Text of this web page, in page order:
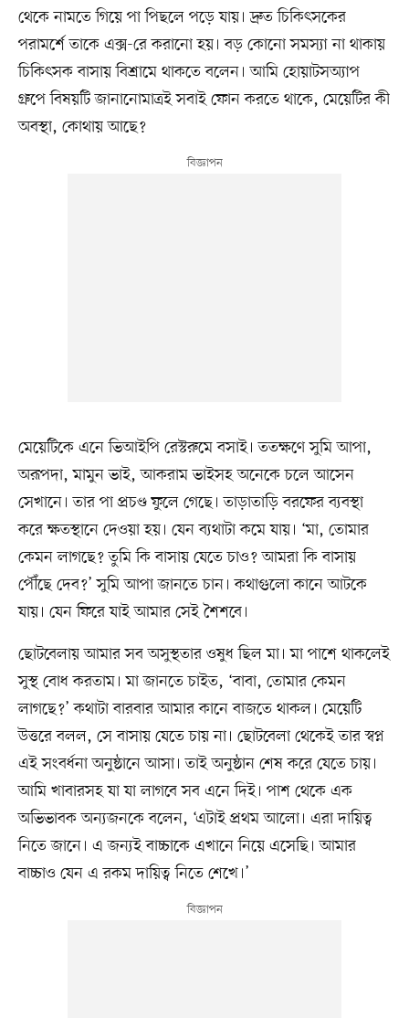
থেকে নামতে গিয়ে পা পিছলে পড়ে যায়। দ্রুত চিকিৎসকের
পরামর্শে তাকে এক্স-রে করানো হয়। বড় কোনো সমস্যা না থাকায়
চিকিৎসক বাসায় বিশ্রামে থাকতে বলেন। আমি হোয়াটসঅ্যাপ
গ্রুপে বিষয়টি জানানোমাত্রই সবাই ফোন করতে থাকে, মেয়েটির কী
অবস্থা, কোথায় আছে?
মেয়েটিকে এনে ভিআইপি রেস্টরুমে বসাই। ততক্ষণে সুমি আপা,
অরূপদা, মামুন ভাই, আকরাম ভাইসহ অনেকে চলে আসেন
সেখানে। তার পা প্রচণ্ড ফুলে গেছে। তাড়াতাড়ি বরফের ব্যবস্থা
করে ক্ষতস্থানে দেওয়া হয়। যেন ব্যথাটা কমে যায়। ‘মা, তোমার
কেমন লাগছে? তুমি কি বাসায় যেতে চাও? আমরা কি বাসায়
পৌঁছে দেব?’ সুমি আপা জানতে চান। কথাগুলো কানে আটকে
যায়। যেন ফিরে যাই আমার সেই শৈশবে।
ছোটবেলায় আমার সব অসুস্থতার ওষুধ ছিল মা। মা পাশে থাকলেই
সুস্থ বোধ করতাম। মা জানতে চাইত, ‘বাবা, তোমার কেমন
লাগছে?’ কথাটা বারবার আমার কানে বাজতে থাকল। মেয়েটি
উত্তরে বলল, সে বাসায় যেতে চায় না। ছোটবেলা থেকেই তার স্বপ্ন
এই সংবর্ধনা অনুষ্ঠানে আসা। তাই অনুষ্ঠান শেষ করে যেতে চায়।
আমি খাবারসহ যা যা লাগবে সব এনে দিই। পাশ থেকে এক
অভিভাবক অন্যজনকে বলেন, ‘এটাই প্রথম আলো। এরা দায়িত্ব
নিতে জানে। এ জন্যই বাচ্চাকে এখানে নিয়ে এসেছি। আমার
বাচ্চাও যেন এ রকম দায়িত্ব নিতে শেখে।’